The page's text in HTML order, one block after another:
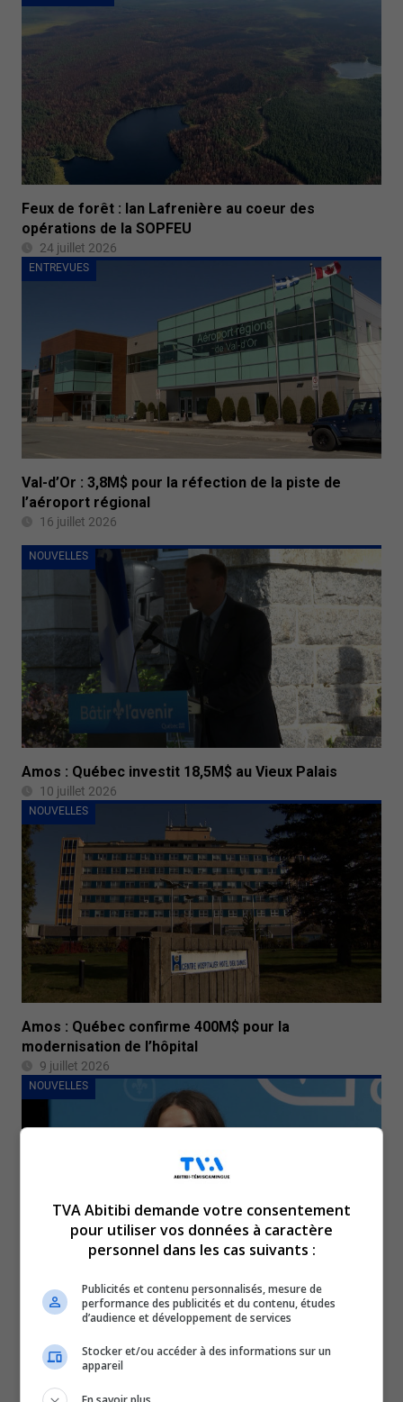
Feux de forêt : Ian Lafrenière au coeur des
opérations de la SOPFEU
24 juillet 2026
ENTREVUES
Val-d’Or : 3,8M$ pour la réfection de la piste de
l’aéroport régional
16 juillet 2026
NOUVELLES
Amos : Québec investit 18,5M$ au Vieux Palais
10 juillet 2026
NOUVELLES
Amos : Québec confirme 400M$ pour la
modernisation de l’hôpital
9 juillet 2026
NOUVELLES
CAQ : Béatrice Déry candidate dans Rouyn-Noranda-
Témiscamingue
NOUVELLES
TVA Abitibi demande votre consentement
pour utiliser vos données à caractère
personnel dans les cas suivants :
Publicités et contenu personnalisés, mesure de
performance des publicités et du contenu, études
d’audience et développement de services
Stocker et/ou accéder à des informations sur un
appareil